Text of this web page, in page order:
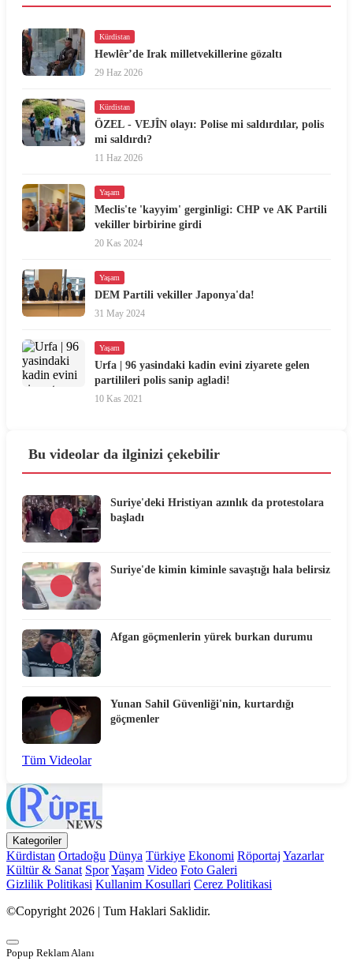
Kürdistan
Hewlêr’de Irak milletvekillerine gözaltı
29 Haz 2026
Kürdistan
ÖZEL - VEJÎN olayı: Polise mi saldırdılar, polis
mi saldırdı?
11 Haz 2026
Yaşam
Meclis'te 'kayyim' gerginligi: CHP ve AK Partili
vekiller birbirine girdi
20 Kas 2024
Yaşam
DEM Partili vekiller Japonya'da!
31 May 2024
Yaşam
Urfa | 96 yasindaki kadin evini ziyarete gelen
partilileri polis sanip agladi!
10 Kas 2021
Bu videolar da ilginizi çekebilir
Suriye'deki Hristiyan azınlık da protestolara
başladı
Suriye'de kimin kiminle savaştığı hala belirsiz
Afgan göçmenlerin yürek burkan durumu
Yunan Sahil Güvenliği'nin, kurtardığı
göçmenler
Tüm Videolar
Kategoriler
Kürdistan Ortadoğu Dünya Türkiye Ekonomi Röportaj Yazarlar
Kültür & Sanat SporYaşam Video Foto Galeri
Gizlilik Politikasi Kullanim Kosullari Cerez Politikasi
©Copyright 2026 | Tum Haklari Saklidir.
Popup Reklam Alanı